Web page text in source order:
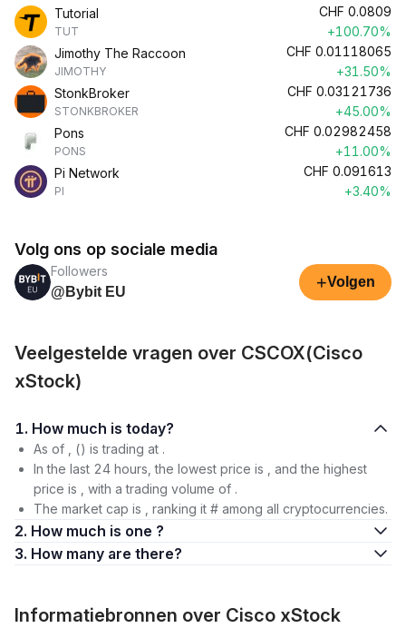
Tutorial
TUT
CHF 0.0809
+100.70%
Jimothy The Raccoon
JIMOTHY
CHF 0.01118065
+31.50%
StonkBroker
STONKBROKER
CHF 0.03121736
+45.00%
Pons
PONS
CHF 0.02982458
+11.00%
Pi Network
PI
CHF 0.091613
+3.40%
Volg ons op sociale media
Followers
@Bybit EU
+Volgen
Veelgestelde vragen over CSCOX(Cisco
xStock)
1. How much is today?
As of , () is trading at .
In the last 24 hours, the lowest price is , and the highest
price is , with a trading volume of .
The market cap is , ranking it # among all cryptocurrencies.
2. How much is one ?
3. How many are there?
Informatiebronnen over Cisco xStock